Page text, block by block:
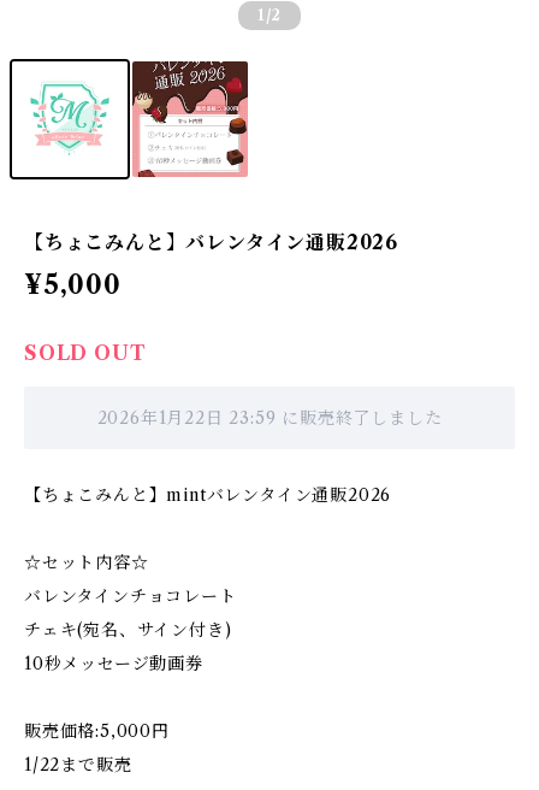
1 /2
【ちょこみんと】バレンタイン通販2026
¥5,000
SOLD OUT
2026年1月22日 23:59 に販売終了しました
【ちょこみんと】mintバレンタイン通販2026
☆セット内容☆
バレンタインチョコレート
チェキ(宛名、サイン付き)
10秒メッセージ動画券
販売価格:5,000円
1/22まで販売